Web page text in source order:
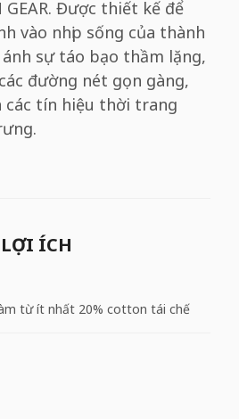
GEAR. Được thiết kế để
vào nhịp sống của thành
sự táo bạo thầm lặng,
đường nét gọn gàng,
các tín hiệu thời trang
ÍCH
từ ít nhất 20% cotton tái chế